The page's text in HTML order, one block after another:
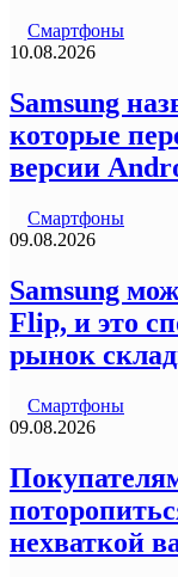
Смартфоны
10.08.2026
Samsung
которые
версии
Смартфоны
09.08.2026
Samsung
Flip, и это
рынок
Смартфоны
09.08.2026
нехваткой